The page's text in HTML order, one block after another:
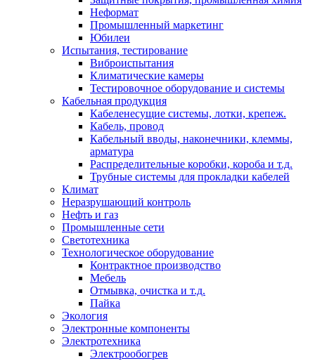
Неформат
Промышленный маркетинг
Юбилеи
Испытания, тестирование
Виброиспытания
Климатические камеры
Тестировочное оборудование и системы
Кабельная продукция
Кабеленесущие системы, лотки, крепеж.
Кабель, провод
Кабельный вводы, наконечники, клеммы,
арматура
Распределительные коробки, короба и т.д.
Трубные системы для прокладки кабелей
Климат
Неразрушающий контроль
Нефть и газ
Промышленные сети
Светотехника
Технологическое оборудование
Контрактное производство
Мебель
Отмывка, очистка и т.д.
Пайка
Экология
Электронные компоненты
Электротехника
Электрообогрев